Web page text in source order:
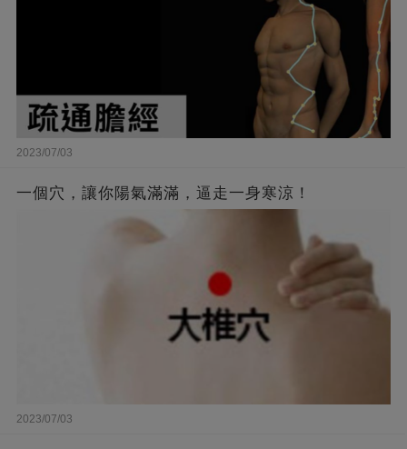
2023/07/03
一個穴，讓你陽氣滿滿，逼走一身寒涼！
2023/07/03